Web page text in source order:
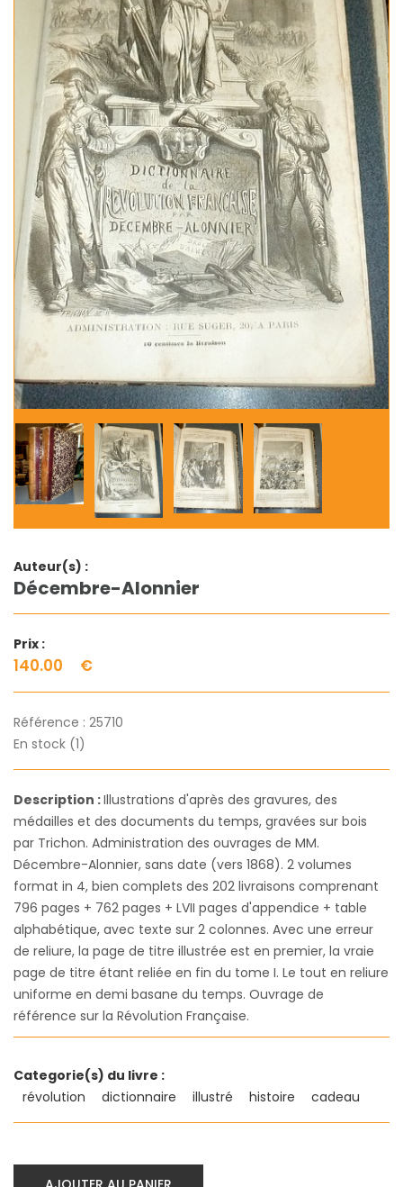
Auteur(s) :
Décembre-Alonnier
Prix :
140.00 €
Référence : 25710
En stock (1)
Description :Illustrations d'après des gravures, des
médailles et des documents du temps, gravées sur bois
par Trichon. Administration des ouvrages de MM.
Décembre-Alonnier, sans date (vers 1868). 2 volumes
format in 4, bien complets des 202 livraisons comprenant
796 pages + 762 pages + LVII pages d'appendice + table
alphabétique, avec texte sur 2 colonnes. Avec une erreur
de reliure, la page de titre illustrée est en premier, la vraie
page de titre étant reliée en fin du tome I. Le tout en reliure
uniforme en demi basane du temps. Ouvrage de
référence sur la Révolution Française.
Categorie(s) du livre :
révolution
dictionnaire illustré histoire cadeau